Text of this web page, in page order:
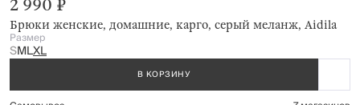
Брюки женские, домашние, карго, серый меланж, Aidila
2 990 ₽
Размер
SMLXL
В КОРЗИНУ